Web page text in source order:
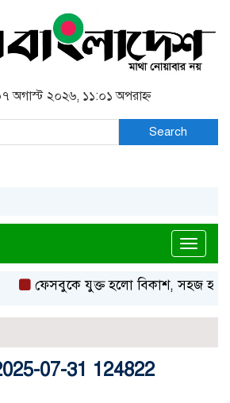
অগাস্ট ২০২৬, ১১:০১ অপরাহ্ন
Search
ফেসবুকে যুক্ত হলো বিকাশ, সহজ হলো
07-31 124822